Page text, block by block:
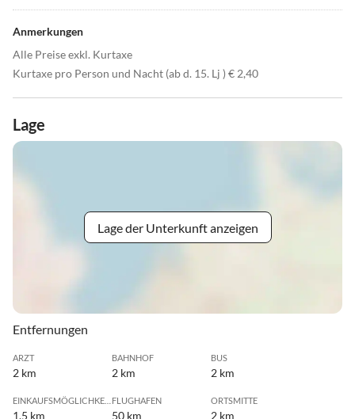
Anmerkungen
Alle Preise exkl. Kurtaxe
Kurtaxe pro Person und Nacht (ab d. 15. Lj ) € 2,40
Lage
Lage der Unterkunft anzeigen
Entfernungen
ARZT
2 km
BAHNHOF
2 km
BUS
2 km
1.5 km
FLUGHAFEN
50 km
ORTSMITTE
2 km